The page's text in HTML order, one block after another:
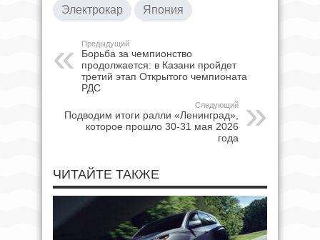
Электрокар Япония
Предыдущий
Борьба за чемпионство
продолжается: в Казани пройдет
третий этап Открытого чемпионата
РДС
Следующий
Подводим итоги ралли «Ленинград»,
которое прошло 30-31 мая 2026
года
ЧИТАЙТЕ ТАКЖЕ